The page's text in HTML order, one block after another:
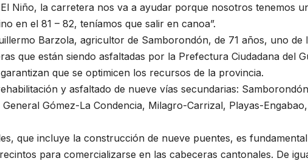
Niño, la carretera nos va a ayudar porque nosotros tenemos
en el 81 – 82, teníamos que salir en canoa”.
Barzola, agricultor de Samborondón, de 71 años, uno
que están siendo asfaltadas por la Prefectura Ciudadana del
que se optimicen los recursos de la provincia.
y asfaltado de nueve vías secundarias:
Gómez-La Condencia, Milagro-Carrizal, Playas-
que incluye la construcción de nueve puentes, es
para comercializarse en las cabeceras cantonales. De